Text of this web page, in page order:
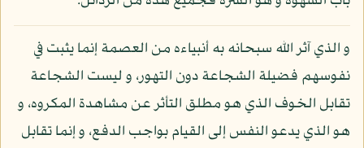
و الذي آثر الله سبحانه به أنبياءه من العصمة إنما يثبت في
نفوسهم فضيلة الشجاعة دون التهور، و ليست الشجاعة
تقابل الخوف الذي هو مطلق التأثر عن مشاهدة المكروه، و
هو الذي يدعو النفس إلى القيام بواجب الدفع، و إنما تقابل